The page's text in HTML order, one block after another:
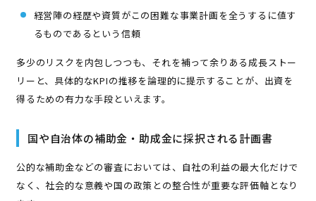
経営陣の経歴や資質がこの困難な事業計画を全うするに値す
るものであるという信頼
多少のリスクを内包しつつも、それを補って余りある成長ストー
リーと、具体的なKPIの推移を論理的に提示することが、出資を
得るための有力な手段といえます。
国や自治体の補助金・助成金に採択される計画書
公的な補助金などの審査においては、自社の利益の最大化だけで
なく、社会的な意義や国の政策との整合性が重要な評価軸となり